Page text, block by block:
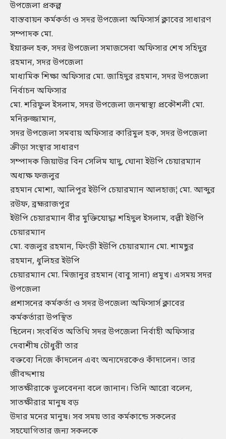
উপজেলা প্রকল্প
বাস্তবায়ন কর্মকর্তা ও সদর উপজেলা অফিসার্স ক্লাবের সাধারণ
সম্পাদক মো.
ইয়ারুল হক, সদর উপজেলা সমাজসেবা অফিসার শেখ সহিদুর
রহমান, সদর উপজেলা
মাধ্যমিক শিক্ষা অফিসার মো. জাহিদুর রহমান, সদর উপজেলা
নির্বাচন অফিসার
মো. শরিফুল ইসলাম, সদর উপজেলা জনস্বাস্থ্য প্রকৌশলী মো.
মনিরুজ্জামান,
সদর উপজেলা সমবায় অফিসার কারিমুল হক, সদর উপজেলা
ক্রীড়া সংস্থার সাধারণ
সম্পাদক জিয়াউর বিন সেলিম যাদু, ঘোনা ইউপি চেয়ারম্যান
অধ্যক্ষ ফজলুর
রহমান মোশা, আলিপুর ইউপি চেয়ারম্যান আলহাজ¦ মো. আব্দুর
রউফ, ব্রহ্মরাজপুর
ইউপি চেয়ারম্যান বীর মুক্তিযোদ্ধা শহিদুল ইসলাম, বল্লী ইউপি
চেয়ারম্যান
মো. বজলুর রহমান, ফিংড়ী ইউপি চেয়ারম্যান মো. শামছুর
রহমান, ধুলিহর ইউপি
চেয়ারম্যান মো. মিজানুর রহমান (বাবু সানা) প্রমুখ। এসময় সদর
উপজেলা
প্রশাসনের কর্মকর্তা ও সদর উপজেলা অফিসার্স ক্লাবের
কর্মকর্তারা উপস্থিত
ছিলেন। সংবর্ধিত অতিথি সদর উপজেলা নির্বাহী অফিসার
দেবাশীষ চৌধুরী তার
বক্তব্যে নিজে কাঁদলেন এবং অন্যদেরকেও কাঁদালেন। তার
জীবদ্দশায়
সাতক্ষীরাকে ভুলবেননা বলে জানান। তিনি আরো বলেন,
সাতক্ষীরার মানুষ বড়
উদার মনের মানুষ। সব সময় তার কর্মকান্ডে সকলের
সহযোগিতার জন্য সকলকে